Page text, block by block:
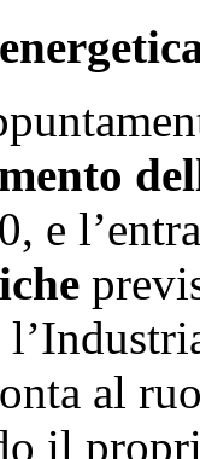
e
al
il